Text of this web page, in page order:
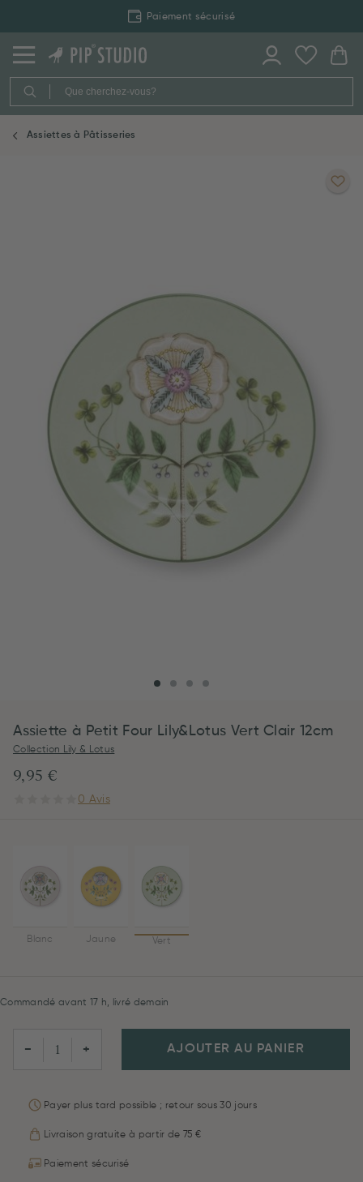
Paiement sécurisé
Assiettes à Pâtisseries
Assiette à Petit Four Lily&Lotus Vert Clair 12cm
Collection Lily & Lotus
9,95 €
0 Avis
Blanc Jaune Vert
Commandé avant 17 h, livré demain
− + AJOUTER AU PANIER
Payer plus tard possible ; retour sous 30 jours
Livraison gratuite à partir de 75 €
Paiement sécurisé